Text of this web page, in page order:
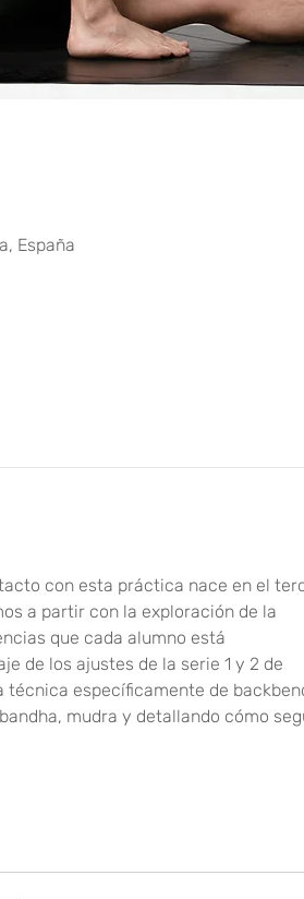
España
con esta práctica nace en el
a partir con la exploración de la
que cada alumno está
de los ajustes de la serie 1 y 2 de
específicamente de
mudra y detallando cómo